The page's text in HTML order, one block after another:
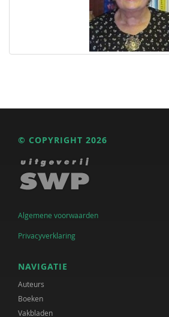
© COPYRIGHT 2026
Algemene voorwaarden
Privacyverklaring
NAVIGATIE
Auteurs
Boeken
Vakbladen